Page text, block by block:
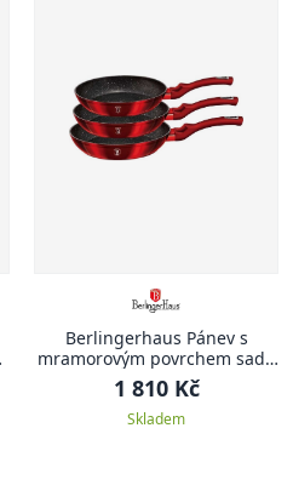
Berlingerhaus Pánev s
mramorovým povrchem sada
3 ks Burgundy Metallic Line
1 810 Kč
Skladem